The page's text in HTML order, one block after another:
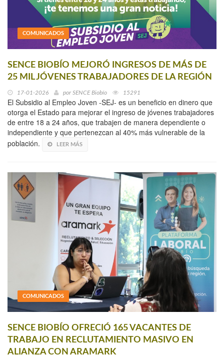
COMUNICADOS
SENCE BIOBÍO MEJORÓ INGRESOS DE MÁS DE
25 MIL JÓVENES TRABAJADORES DE LA REGIÓN
17-01-2026 por SENCE Biobío 15291
El Subsidio al Empleo Joven -SEJ- es un beneficio en dinero que
otorga el Estado para mejorar el ingreso de jóvenes trabajadores
de entre 18 a 24 años, que trabajen de manera dependiente o
independiente y que pertenezcan al 40% más vulnerable de la
población.
LEER MÁS
COMUNICADOS
SENCE BIOBÍO OFRECIÓ 165 VACANTES DE
TRABAJO EN RECLUTAMIENTO MASIVO EN
ALIANZA CON ARAMARK